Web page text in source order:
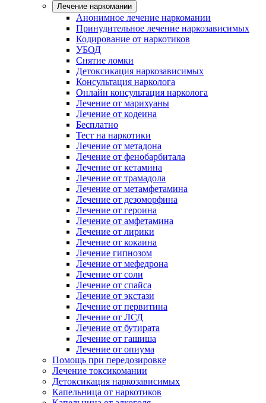
Лечение наркомании
Анонимное лечение наркомании
Принудительное лечение наркозависимых
Кодирование от наркотиков
УБОД
Снятие ломки
Детоксикация наркозависимых
Консультация нарколога
Онлайн консультация нарколога
Лечение от марихуаны
Лечение от кодеина
Бесплатно
Тест на наркотики
Лечение от метадона
Лечение от фенобарбитала
Лечение от кетамина
Лечение от трамадола
Лечение от метамфетамина
Лечение от дезоморфина
Лечение от героина
Лечение от амфетамина
Лечение от лирики
Лечение от кокаина
Лечение гипнозом
Лечение от мефедрона
Лечение от соли
Лечение от спайса
Лечение от экстази
Лечение от первитина
Лечение от ЛСД
Лечение от бутирата
Лечение от гашиша
Лечение от опиума
Помощь при передозировке
Лечение токсикомании
Детоксикация наркозависимых
Капельница от наркотиков